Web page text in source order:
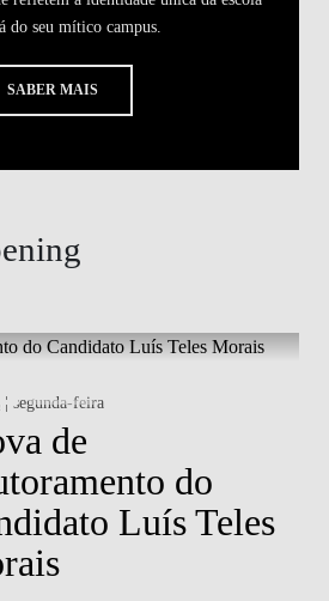
do seu mítico campus.
SABER MAIS
| segunda-feira
de
do
Luís Teles